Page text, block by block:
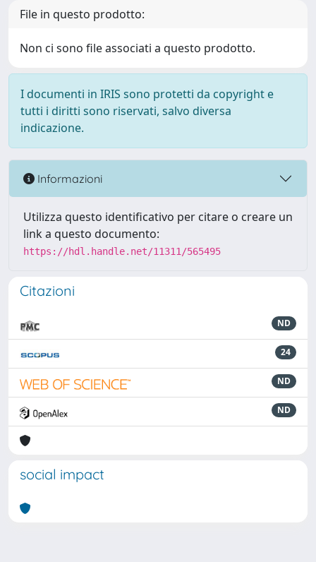
File in questo prodotto:
Non ci sono file associati a questo prodotto.
I documenti in IRIS sono protetti da copyright e
tutti i diritti sono riservati, salvo diversa
indicazione.
Informazioni
Utilizza questo identificativo per citare o creare un
link a questo documento:
https://hdl.handle.net/11311/565495
Citazioni
ND
24
ND
ND
social impact